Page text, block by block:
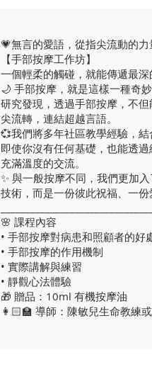
💗無言的愛語，從指尖流動的力
【手部按摩工作坊】
一個輕柔的觸碰，就能傳遞最深
🌙 手部按摩，就是這樣一種奇妙
研究發現，透過手部按摩，不
尖流轉，連結超越言語。
💞我們將多年社區教學經驗，
即使你沒有任何基礎，也能透
充滿溫度的交流。
✨ 與一般按摩不同，我們更加
技術，而是一份彼此祝福、一份
🌸 課程內容
• 手部按摩對病患和照顧者的好
• 手部按摩的作用機制
• 實際講解與練習
• 靜觀心法體驗
🎁 贈品：10ml 有機按摩油
👩🏻‍🏫 導師：陳敏兒生命教練